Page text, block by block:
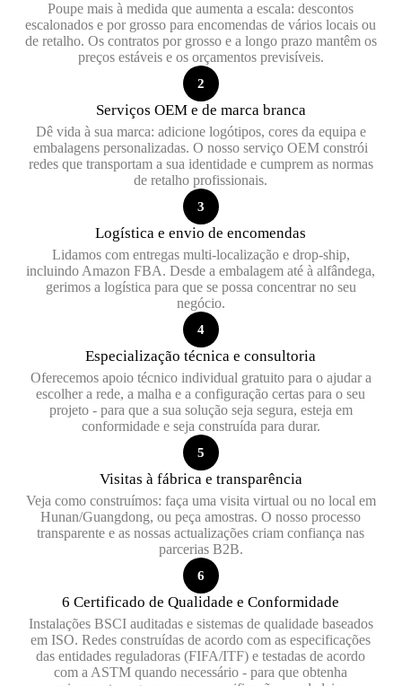
Poupe mais à medida que aumenta a escala: descontos
escalonados e por grosso para encomendas de vários locais ou
de retalho. Os contratos por grosso e a longo prazo mantêm os
preços estáveis e os orçamentos previsíveis.
2
Serviços OEM e de marca branca
Dê vida à sua marca: adicione logótipos, cores da equipa e
embalagens personalizadas. O nosso serviço OEM constrói
redes que transportam a sua identidade e cumprem as normas
de retalho profissionais.
3
Logística e envio de encomendas
Lidamos com entregas multi-localização e drop-ship,
incluindo Amazon FBA. Desde a embalagem até à alfândega,
gerimos a logística para que se possa concentrar no seu
negócio.
4
Especialização técnica e consultoria
Oferecemos apoio técnico individual gratuito para o ajudar a
escolher a rede, a malha e a configuração certas para o seu
projeto - para que a sua solução seja segura, esteja em
conformidade e seja construída para durar.
5
Visitas à fábrica e transparência
Veja como construímos: faça uma visita virtual ou no local em
Hunan/Guangdong, ou peça amostras. O nosso processo
transparente e as nossas actualizações criam confiança nas
parcerias B2B.
6
6 Certificado de Qualidade e Conformidade
Instalações BSCI auditadas e sistemas de qualidade baseados
em ISO. Redes construídas de acordo com as especificações
das entidades reguladoras (FIFA/ITF) e testadas de acordo
com a ASTM quando necessário - para que obtenha